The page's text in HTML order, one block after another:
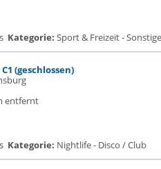
Kategorie: Sport & Freizeit -
(geschlossen)
entfernt
Kategorie: Nightlife - Disco / Club